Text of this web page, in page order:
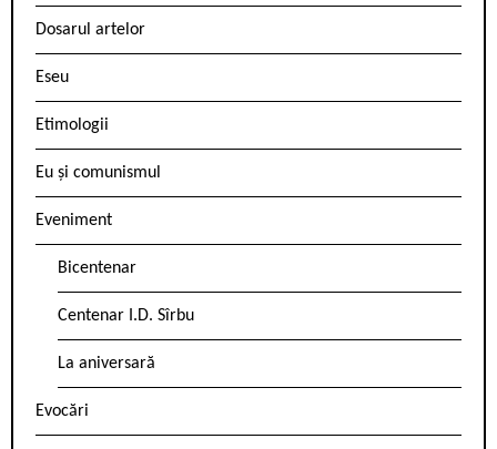
Dosarul artelor
Eseu
Etimologii
Eu și comunismul
Eveniment
Bicentenar
Centenar I.D. Sîrbu
La aniversară
Evocări